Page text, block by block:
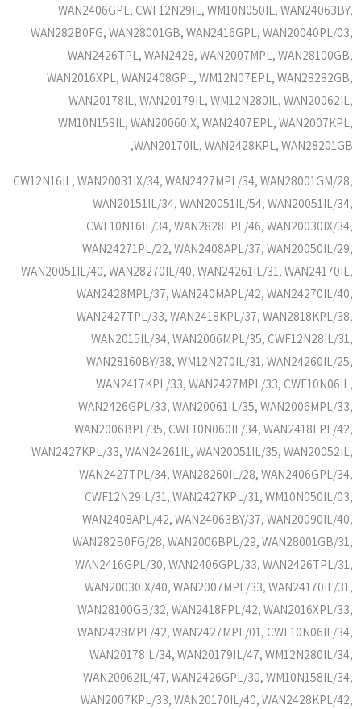
WAN2406GPL, CWF12N29IL, WM10N050IL, WAN24063BY,
WAN282B0FG, WAN28001GB, WAN2416GPL, WAN20040PL/03,
WAN2426TPL, WAN2428, WAN2007MPL, WAN28100GB,
WAN2016XPL, WAN2408GPL, WM12N07EPL, WAN28282GB,
WAN20178IL, WAN20179IL, WM12N280IL, WAN20062IL,
WM10N158IL, WAN20060IX, WAN2407EPL, WAN2007KPL,
WAN20170IL, WAN2428KPL, WAN28201GB,
CW12N16IL, WAN20031IX/34, WAN2427MPL/34, WAN28001GM/28,
WAN20151IL/34, WAN20051IL/54, WAN20051IL/34,
CWF10N16IL/34, WAN2828FPL/46, WAN20030IX/34,
WAN24271PL/22, WAN2408APL/37, WAN20050IL/29,
WAN20051IL/40, WAN28270IL/40, WAN24261IL/31, WAN24170IL,
WAN2428MPL/37, WAN240MAPL/42, WAN24270IL/40,
WAN2427TPL/33, WAN2418KPL/37, WAN2818KPL/38,
WAN2015IL/34, WAN2006MPL/35, CWF12N28IL/31,
WAN28160BY/38, WM12N270IL/31, WAN24260IL/25,
WAN2417KPL/33, WAN2427MPL/33, CWF10N06IL,
WAN2426GPL/33, WAN20061IL/35, WAN2006MPL/33,
WAN2006BPL/35, CWF10N060IL/34, WAN2418FPL/42,
WAN2427KPL/33, WAN24261IL, WAN20051IL/35, WAN20052IL,
WAN2427TPL/34, WAN28260IL/28, WAN2406GPL/34,
CWF12N29IL/31, WAN2427KPL/31, WM10N050IL/03,
WAN2408APL/42, WAN24063BY/37, WAN20090IL/40,
WAN282B0FG/28, WAN2006BPL/29, WAN28001GB/31,
WAN2416GPL/30, WAN2406GPL/33, WAN2426TPL/31,
WAN20030IX/40, WAN2007MPL/33, WAN24170IL/31,
WAN28100GB/32, WAN2418FPL/42, WAN2016XPL/33,
WAN2428MPL/42, WAN2427MPL/01, CWF10N06IL/34,
WAN20178IL/34, WAN20179IL/47, WM12N280IL/34,
WAN20062IL/47, WAN2426GPL/30, WM10N158IL/34,
WAN2007KPL/33, WAN20170IL/40, WAN2428KPL/42,